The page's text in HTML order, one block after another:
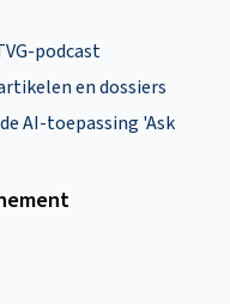
podcast
en dossiers
AI-toepassing 'Ask